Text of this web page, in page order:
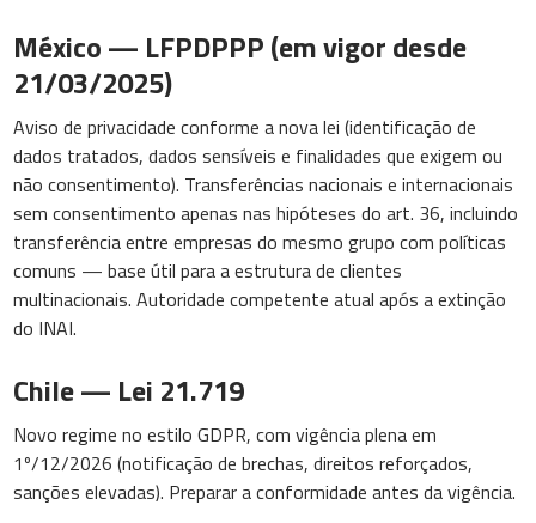
México — LFPDPPP (em vigor desde
21/03/2025)
Aviso de privacidade conforme a nova lei (identificação de
dados tratados, dados sensíveis e finalidades que exigem ou
não consentimento). Transferências nacionais e internacionais
sem consentimento apenas nas hipóteses do art. 36, incluindo
transferência entre empresas do mesmo grupo com políticas
comuns — base útil para a estrutura de clientes
multinacionais. Autoridade competente atual após a extinção
do INAI.
Chile — Lei 21.719
Novo regime no estilo GDPR, com vigência plena em
1º/12/2026 (notificação de brechas, direitos reforçados,
sanções elevadas). Preparar a conformidade antes da vigência.